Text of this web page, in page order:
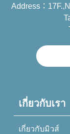
Address：
เกี่ยวกับเรา
เกี่ยวกับมิวส์